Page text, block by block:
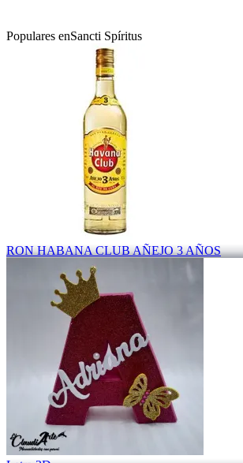
Populares enSancti Spíritus
RON HABANA CLUB AÑEJO 3 AÑOS